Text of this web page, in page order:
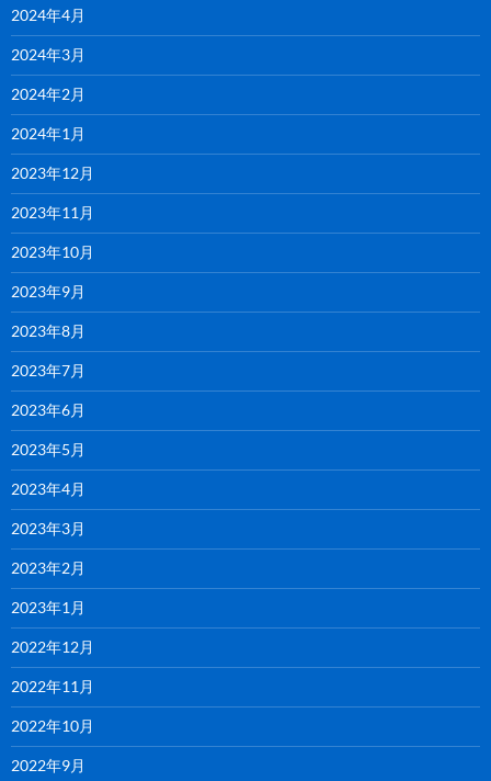
2024年4月
2024年3月
2024年2月
2024年1月
2023年12月
2023年11月
2023年10月
2023年9月
2023年8月
2023年7月
2023年6月
2023年5月
2023年4月
2023年3月
2023年2月
2023年1月
2022年12月
2022年11月
2022年10月
2022年9月